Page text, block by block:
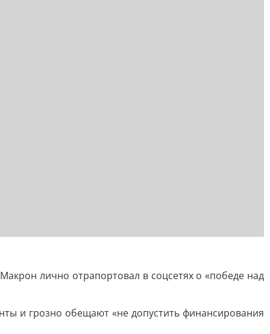
лично отрапортовал в соцсетях о «победе над
и грозно обещают «не допустить финансирования